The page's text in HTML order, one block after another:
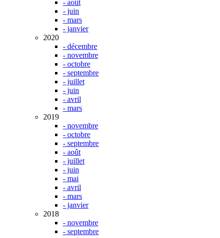
- août
- juin
- mars
- janvier
2020
- décembre
- novembre
- octobre
- septembre
- juillet
- juin
- avril
- mars
2019
- novembre
- octobre
- septembre
- août
- juillet
- juin
- mai
- avril
- mars
- janvier
2018
- novembre
- septembre